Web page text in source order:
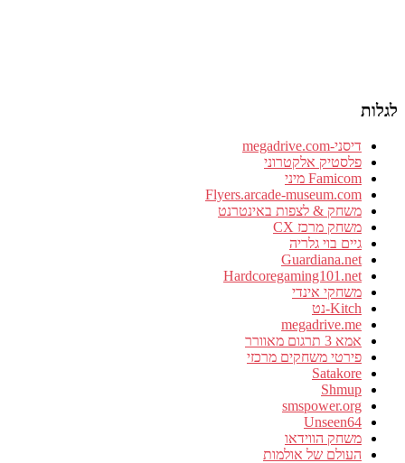
לגלות
דיסני-megadrive.com
פלסטיק אלקטרוני
Famicom מיני
Flyers.arcade-museum.com
משחק & לצפות באינטרנט
משחק מרכז CX
גיים בוי גלריה
Guardiana.net
Hardcoregaming101.net
משחקי אינדי
Kitch-נט
megadrive.me
אמא 3 תרגום מאוורר
פירטי משחקים מרכזי
Satakore
Shmup
smspower.org
Unseen64
משחק הווידאו
העולם של אולמות